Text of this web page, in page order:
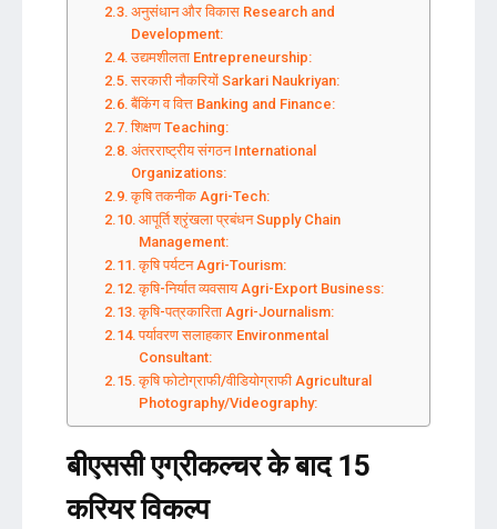
अनुसंधान और विकास Research and
Development:
उद्यमशीलता Entrepreneurship:
सरकारी नौकरियों Sarkari Naukriyan:
बैंकिंग व वित्त Banking and Finance:
शिक्षण Teaching:
अंतरराष्ट्रीय संगठन International
Organizations:
कृषि तकनीक Agri-Tech:
आपूर्ति श्रृंखला प्रबंधन Supply Chain
Management:
कृषि पर्यटन Agri-Tourism:
कृषि-निर्यात व्यवसाय Agri-Export Business:
कृषि-पत्रकारिता Agri-Journalism:
पर्यावरण सलाहकार Environmental
Consultant:
कृषि फोटोग्राफी/वीडियोग्राफी Agricultural
Photography/Videography:
बीएससी एग्रीकल्चर के बाद 15
करियर विकल्प